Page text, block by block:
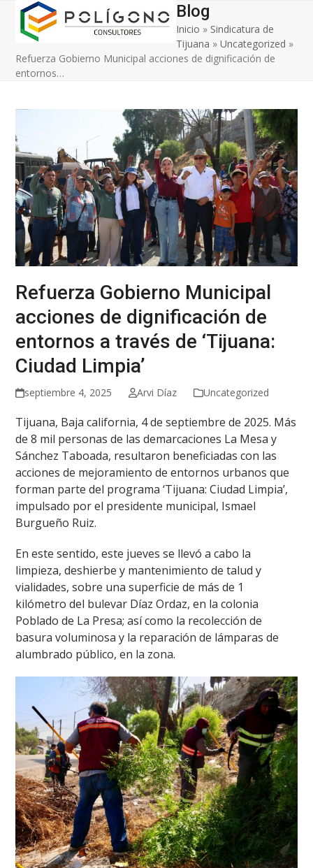
Skip
content
Open
mobile
menu
Close
mobile
menu
Blog
Inicio » Sindicatura de
Tijuana »Uncategorized »
Refuerza Gobierno Municipal acciones de dignificación de
entornos…
Refuerza Gobierno Municipal
acciones de dignificación de
entornos a través de ‘Tijuana:
Ciudad Limpia’
septiembre 4, 2025 Arvi Díaz Uncategorized
Tijuana, Baja california, 4 de septiembre de 2025. Más
de 8 mil personas de las demarcaciones La Mesa y
Sánchez Taboada, resultaron beneficiadas con las
acciones de mejoramiento de entornos urbanos que
forman parte del programa ‘Tijuana: Ciudad Limpia’,
impulsado por el presidente municipal, Ismael
Burgueño Ruiz.
En este sentido, este jueves se llevó a cabo la
limpieza, deshierbe y mantenimiento de talud y
vialidades, sobre una superficie de más de 1
kilómetro del bulevar Díaz Ordaz, en la colonia
Poblado de La Presa; así como la recolección de
basura voluminosa y la reparación de lámparas de
alumbrado público, en la zona.